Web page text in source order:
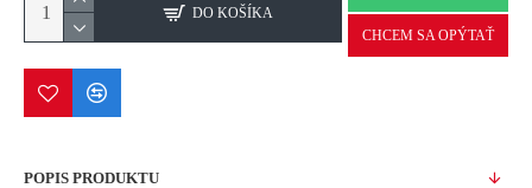
DO KOŠÍKA
CHCEM SA OPÝTAŤ
POPIS PRODUKTU